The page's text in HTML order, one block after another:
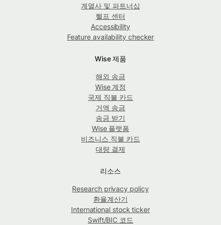
계열사 및 파트너십
헬프 센터
Accessibility
Feature availability checker
Wise 제품
해외 송금
Wise 계정
국제 직불 카드
거액 송금
송금 받기
Wise 플랫폼
비즈니스 직불 카드
대량 결제
리소스
Research privacy policy
환율계산기
International stock ticker
Swift/BIC 코드